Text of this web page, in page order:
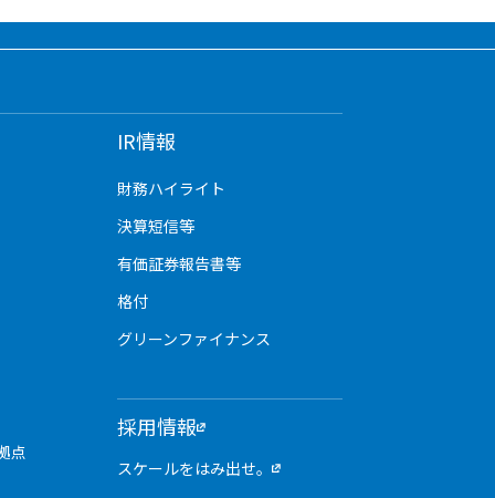
点
IR情報
財務ハイライト
決算短信等
有価証券報告書等
格付
グリーンファイナンス
採用情報
スケールをはみ出せ。